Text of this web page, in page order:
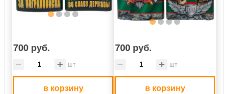
700 руб.
шт
в корзину
700 руб.
шт
в корзину